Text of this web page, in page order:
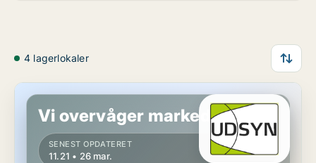
4 lagerlokaler
Lager i Faaborg
Vi overvåger markedet!
SENEST OPDATERET
11.21 • 26 mar.